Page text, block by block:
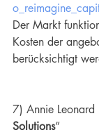
Der Markt
Kosten der
berücksichtigt
7) Annie Leonard
Solutions”